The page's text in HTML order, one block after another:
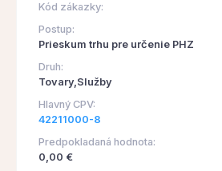
Kód zákazky:
Postup:
Prieskum trhu pre určenie PHZ
Druh:
Tovary,Služby
Hlavný CPV:
42211000-8
Predpokladaná hodnota:
0,00 €